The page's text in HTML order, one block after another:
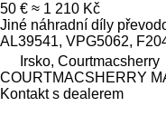
50 € ≈ 1 210 Kč
Jiné náhradní díly
AL39541, VPG5062,
Irsko, Courtmacsherry
COURTMACSHERRY
Kontakt s dealerem